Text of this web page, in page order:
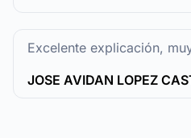
Excelente explicación,
JOSE AVIDAN LOPEZ